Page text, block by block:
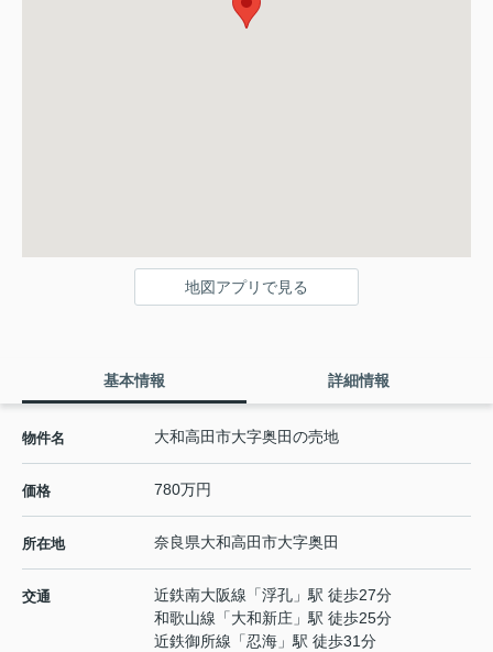
地図アプリで見る
基本情報 詳細情報
物件名 大和高田市大字奥田の売地
価格 780万円
所在地 奈良県大和高田市大字奥田
交通 近鉄南大阪線 「浮孔 」駅 徒歩27分
和歌山線 「大和新庄 」駅 徒歩25分
近鉄御所線 「忍海 」駅 徒歩31分